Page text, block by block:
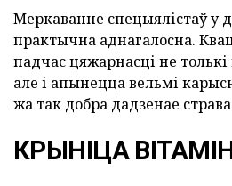
Меркаванне спецыялістаў у
практычна аднагалосна.
падчас цяжарнасці не
але і апынецца вельмі
жа так добра дадзенае
КРЫНІЦА